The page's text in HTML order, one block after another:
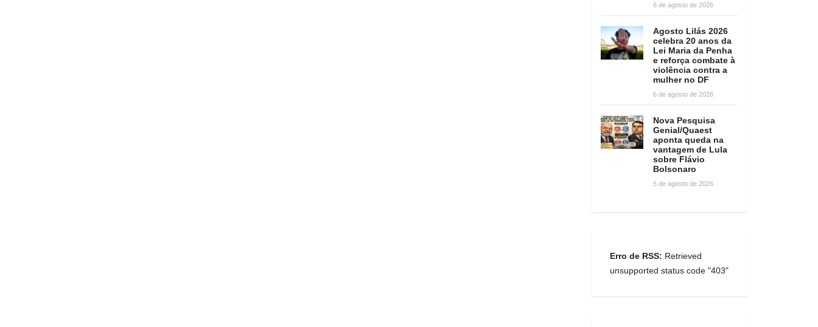
6 de agosto de 2026
Agosto Lilás 2026
celebra 20 anos da
Lei Maria da Penha
e reforça combate à
violência contra a
mulher no DF
6 de agosto de 2026
Nova Pesquisa
Genial/Quaest
aponta queda na
vantagem de Lula
sobre Flávio
Bolsonaro
5 de agosto de 2026
Erro de RSS: Retrieved
unsupported status code "403"